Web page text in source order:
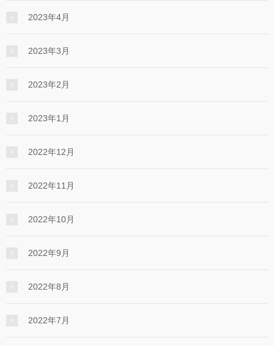
2023年4月
2023年3月
2023年2月
2023年1月
2022年12月
2022年11月
2022年10月
2022年9月
2022年8月
2022年7月